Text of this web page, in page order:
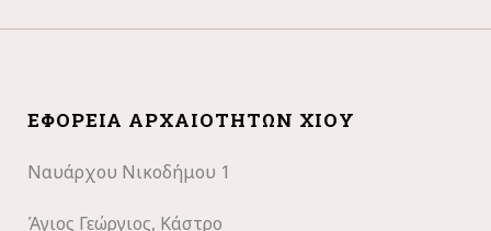
ΕΦΟΡΕΊΑ ΑΡΧΑΙΟΤΉΤΩΝ ΧΊΟΥ
Ναυάρχου Νικοδήμου 1
Άγιος Γεώργιος, Κάστρο